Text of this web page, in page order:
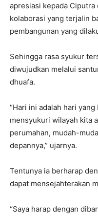
apresiasi kepada Ciputra
kolaborasi yang terjalin
pembangunan yang
Sehingga rasa syukur
diwujudkan melalui
dhuafa.
“Hari ini adalah hari
mensyukuri wilayah kita
perumahan, mudah-
depannya,” ujarnya.
Tentunya ia berharap
dapat mensejahterakan
“Saya harap dengan